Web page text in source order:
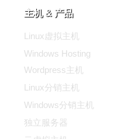
主机 & 产品
Linux虚拟主机
Windows Hosting
Wordpress主机
Linux分销主机
Windows分销主机
独立服务器